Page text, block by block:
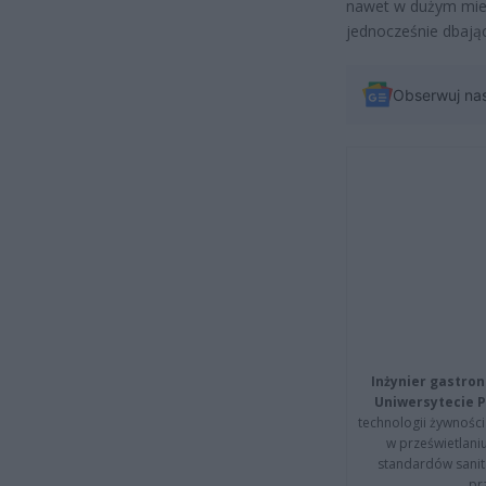
nawet w dużym
jednocześnie
Obserwuj
Inżynier
Uniwersytecie
technologii
w
standardów